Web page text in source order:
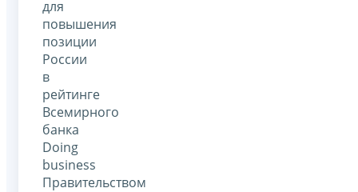
для
повышения
позиции
России
в
рейтинге
Всемирного
банка
Doing
business
Правительством